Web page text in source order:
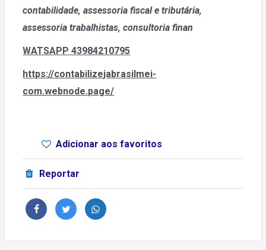
contabilidade, assessoria fiscal e tributária,
assessoria trabalhistas, consultoria finan
WATSAPP 43984210795
https://contabilizejabrasilmei-
com.webnode.page/
Adicionar aos favoritos
Reportar